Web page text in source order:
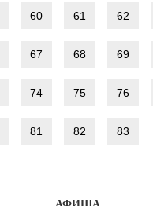
60 61 62
67 68 69
74 75 76
81 82 83